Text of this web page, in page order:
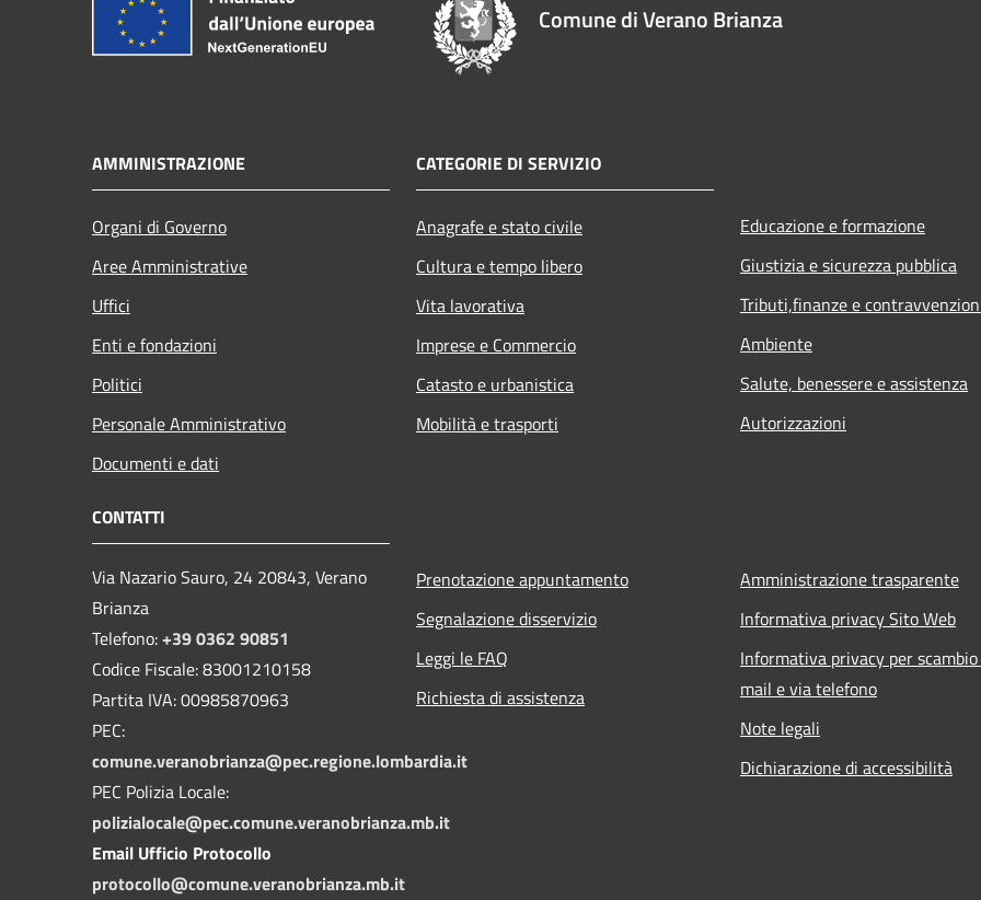
Comune di Verano Brianza
AMMINISTRAZIONE
Organi di Governo
Aree Amministrative
Uffici
Enti e fondazioni
Politici
Personale Amministrativo
Documenti e dati
CATEGORIE DI SERVIZIO
Anagrafe e stato civile
Cultura e tempo libero
Vita lavorativa
Imprese e Commercio
Catasto e urbanistica
Mobilità e trasporti
Educazione e formazione
Giustizia e sicurezza pubblica
Tributi,finanze e
Ambiente
Salute, benessere e assistenza
Autorizzazioni
CONTATTI
Via Nazario Sauro, 24 20843, Verano
Brianza
Telefono:+39 0362 90851
Codice Fiscale: 83001210158
Partita IVA: 00985870963
PEC:
comune.veranobrianza@pec.regione.lombardia.it
PEC Polizia Locale:
polizialocale@pec.comune.veranobrianza.mb.it
Email Ufficio Protocollo
protocollo@comune.veranobrianza.mb.it
Prenotazione appuntamento
Segnalazione disservizio
Leggi le FAQ
Richiesta di assistenza
Amministrazione trasparente
Informativa privacy Sito Web
Informativa privacy per
mail e via telefono
Note legali
Dichiarazione di accessibilità